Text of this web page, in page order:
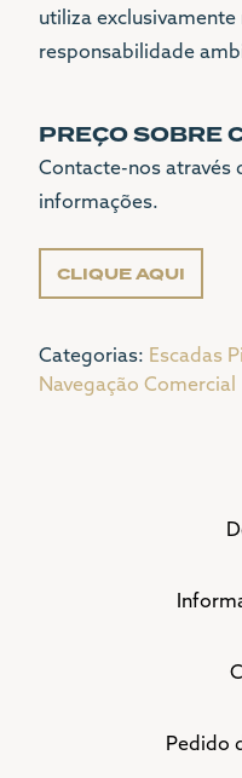
1200-478
utiliza exclusivamente
responsabilidade
PREÇO SOBRE
Contacte-nos através
informações.
CLIQUE AQUI
Categorias: Escadas
Navegação Comercial
Pedido